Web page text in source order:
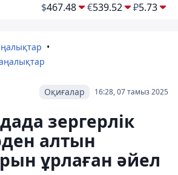
$467.48 €539.52 ₽5.73
16:28, 07 тамыз 2025
Оқиғалар
зергерлік
алтын
ұрлаған әйел